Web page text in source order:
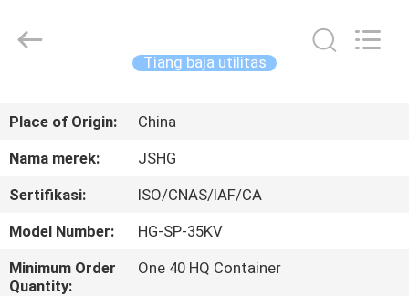
PRODUK
TAMPILAN
co.,ltd.
Tiang baja utilitas
Place of Origin:
China
Nama merek:
JSHG
Sertifikasi:
ISO/CNAS/IAF/CA
Model Number:
HG-SP-35KV
Minimum Order
Quantity:
One 40 HQ Container